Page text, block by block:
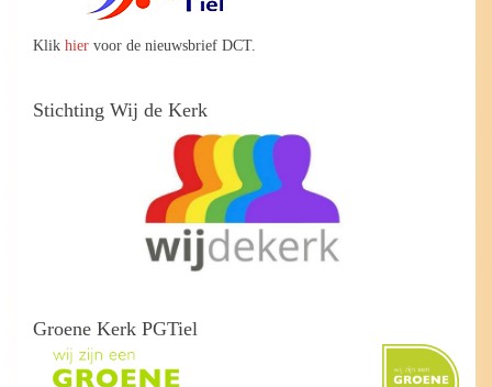
Klik hier voor de nieuwsbrief DCT.
Stichting Wij de Kerk
Groene Kerk PGTiel